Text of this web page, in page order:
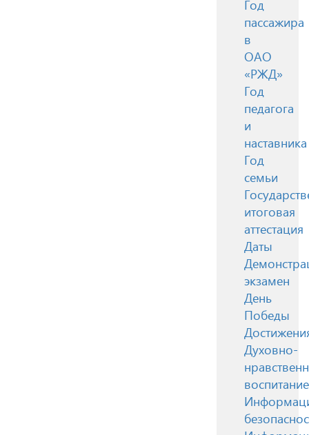
Год
пассажира
в
ОАО
«РЖД»
Год
педагога
и
наставника
Год
семьи
итоговая
аттестация
Даты
экзамен
День
Победы
Духовно-
воспитание